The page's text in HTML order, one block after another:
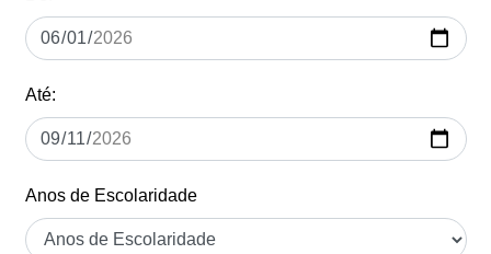
Até:
Anos de Escolaridade